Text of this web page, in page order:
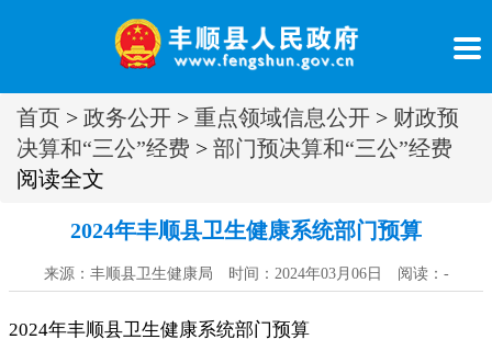
首页 > 政务公开 > 重点领域信息公开 > 财政预
决算和“三公”经费 > 部门预决算和“三公”经费
阅读全文
2024年丰顺县卫生健康系统部门预算
来源：丰顺县卫生健康局 时间：2024年03月06日 阅读： -
2024年丰顺县卫生健康系统部门预算